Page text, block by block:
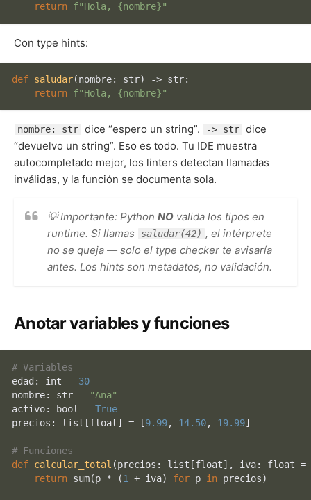
return f"Hola, {nombre}"
Con type hints:
def saludar(nombre: str) -> str:
return f"Hola, {nombre}"
nombre: str dice “espero un string”. -> str dice
“devuelvo un string”. Eso es todo. Tu IDE muestra
autocompletado mejor, los linters detectan llamadas
inválidas, y la función se documenta sola.
💡 Importante: Python NO valida los tipos en
runtime. Si llamas
saludar(42) , el intérprete
no se queja — solo el type checker te avisaría
antes. Los hints son metadatos, no validación.
Anotar variables y funciones
# Variables
edad: int = 30
nombre: str =
"Ana"
activo:
bool = True
precios: list [float] = [9.99, 14.50, 19.99]
# Funciones
def calcular_total (precios: list [float], iva: float
return sum(p * (1 + iva) for p in precios)